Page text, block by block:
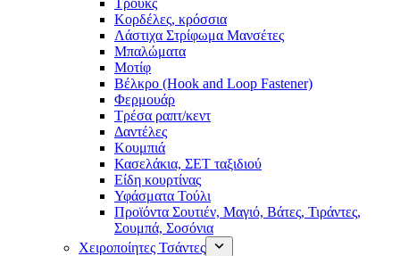
Τρουκς
Κορδέλες, κρόσσια
Λάστιχα Στρίφωμα Μανσέτες
Μπαλώματα
Mοτίφ
Βέλκρο (Hook and Loop Fastener)
Φερμουάρ
Τρέσα ραπτ/κεντ
Δαντέλες
Κουμπιά
Κασελάκια, ΣΕΤ ταξιδιού
Είδη κουρτίνας
Υφάσματα Τούλι
Προϊόντα Σουτιέν, Μαγιό, Βάτες, Τιράντες,
Σουμπά, Σοσόνια
Χειροποίητες Τσάντες